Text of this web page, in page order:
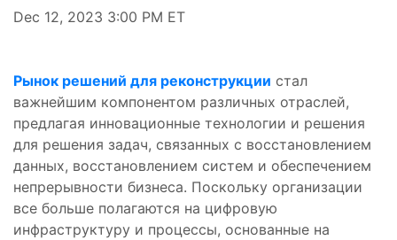
Dec 12, 2023 3:00 PM ET
Рынок решений для реконструкции стал
важнейшим компонентом различных отраслей,
предлагая инновационные технологии и решения
для решения задач, связанных с восстановлением
данных, восстановлением систем и обеспечением
непрерывности бизнеса. Поскольку организации
все больше полагаются на цифровую
инфраструктуру и процессы, основанные на